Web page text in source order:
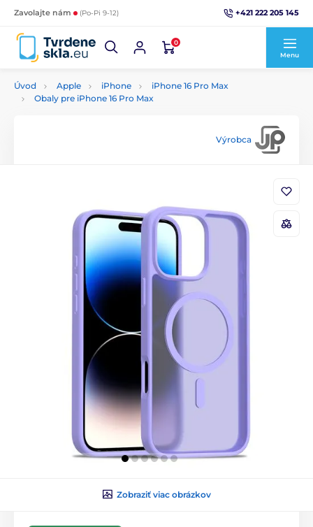
Zavolajte nám (Po-Pi 9-12) +421 222 205 145
0
Menu
Úvod Apple iPhone
iPhone 16 Pro Max
Obaly pre iPhone 16 Pro Max
Výrobca
Zobraziť viac obrázkov